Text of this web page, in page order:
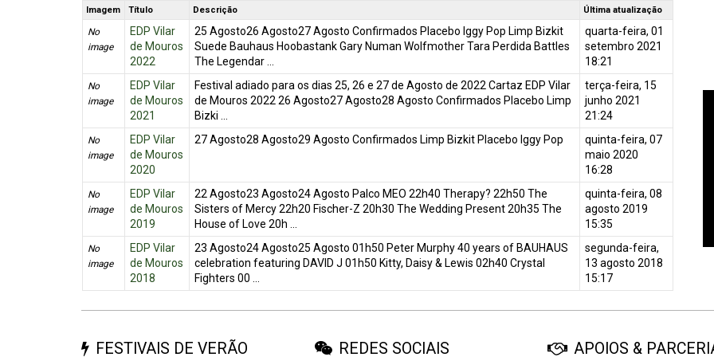
Imagem Título Descrição Última atualização
No
image
EDP Vilar
de Mouros
2022
25 Agosto26 Agosto27 Agosto Confirmados Placebo Iggy Pop Limp Bizkit
Suede Bauhaus Hoobastank Gary Numan Wolfmother Tara Perdida Battles
The Legendar ...
quarta-feira, 01
setembro 2021
18:21
No
image
EDP Vilar
de Mouros
2021
Festival adiado para os dias 25, 26 e 27 de Agosto de 2022 Cartaz EDP Vilar
de Mouros 2022 26 Agosto27 Agosto28 Agosto Confirmados Placebo Limp
Bizki ...
terça-feira, 15
junho 2021
21:24
No
image
EDP Vilar
de Mouros
2020
27 Agosto28 Agosto29 Agosto Confirmados Limp Bizkit Placebo Iggy Pop
quinta-feira, 07
maio 2020
16:28
No
image
EDP Vilar
de Mouros
2019
22 Agosto23 Agosto24 Agosto Palco MEO 22h40 Therapy? 22h50 The
Sisters of Mercy 22h20 Fischer-Z 20h30 The Wedding Present 20h35 The
House of Love 20h ...
quinta-feira, 08
agosto 2019
15:35
No
image
EDP Vilar
de Mouros
2018
23 Agosto24 Agosto25 Agosto 01h50 Peter Murphy 40 years of BAUHAUS
celebration featuring DAVID J 01h50 Kitty, Daisy & Lewis 02h40 Crystal
Fighters 00 ...
segunda-feira,
13 agosto 2018
15:17
FESTIVAIS DE VERÃO REDES SOCIAIS APOIOS &